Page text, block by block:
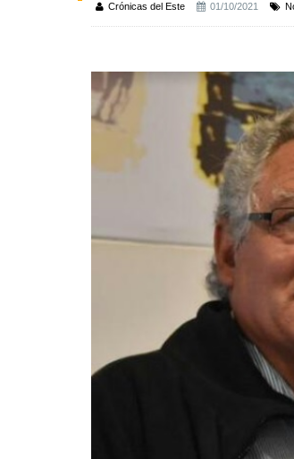
Crónicas del Este 01/10/2021